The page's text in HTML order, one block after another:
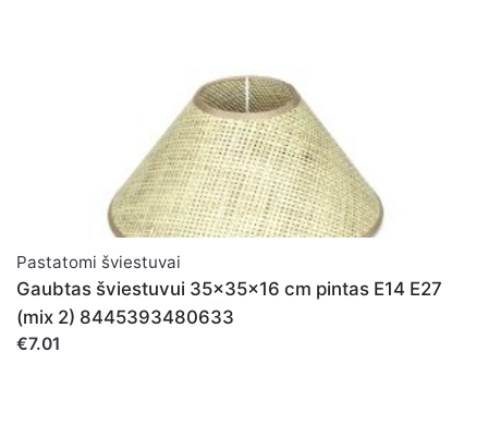
Pastatomi šviestuvai
Gaubtas šviestuvui 35x35x16 cm pintas E14 E27
(mix 2) 8445393480633
€7.01